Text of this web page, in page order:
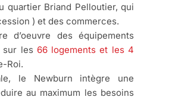
quartier Briand Pelloutier, qui
) et des commerces.
d’oeuvre des équipements
sur les 66 logements et les 4
Roi.
le Newburn intègre une
au maximum les besoins